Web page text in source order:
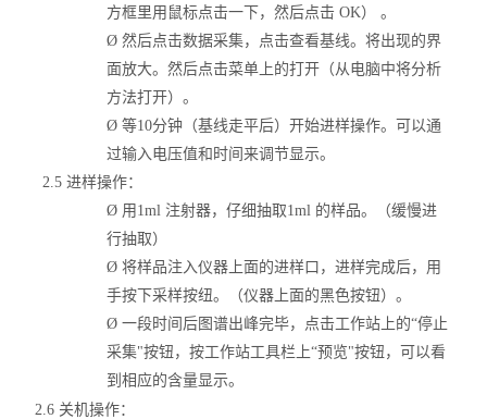
方框里用鼠标点击一下，然后点击 OK） 。
Ø然后点击数据采集，点击查看基线。将出现的界
面放大。然后点击菜单上的打开（从电脑中将分析
方法打开）。
Ø等10分钟（基线走平后）开始进样操作。可以通
过输入电压值和时间来调节显示。
2.5 进样操作：
Ø 用 1ml 注射器，仔细抽取1ml 的样品。（缓慢进
行抽取）
Ø将样品注入仪器上面的进样口，进样完成后，用
手按下采样按纽。（仪器上面的黑色按钮）。
Ø一段时间后图谱出峰完毕，点击工作站上的“停止
采集"按钮，按工作站工具栏上“预览"按钮，可以看
到相应的含量显示。
2.6 关机操作：